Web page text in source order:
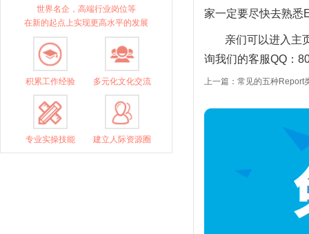
世界名企，高端行业岗位等
在新的起点上实现更高水平的发展
积累工作经验 多元化文化交流
专业实操技能 建立人际资源圈
家一定要尽快去熟悉
亲们可以进入主
询我们的客服QQ：
上一篇：常见的五种Report